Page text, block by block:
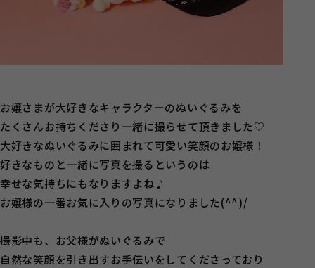
お嬢さまが大好きなキャラクターのぬいぐるみを
たくさんお持ちくださり一緒に撮らせて頂きました♡
大好きなぬいぐるみに囲まれて可愛い笑顔のお嬢様！
好きなものと一緒に写真を撮るというのは
幸せな気持ちにもなりますよね♪
お嬢様の一番お気に入りの写真になりました(^^)/
撮影中も、お父様がぬいぐるみで
自然な笑顔を引き出すお手伝いをしてくださっており